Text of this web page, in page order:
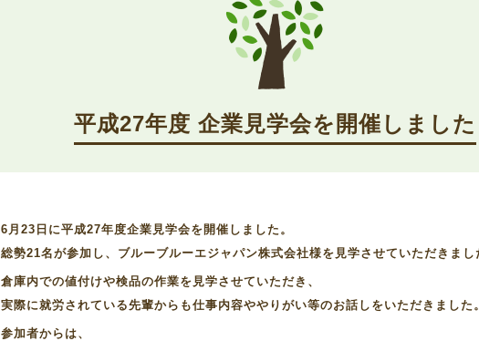
平成27年度 企業見学会を開催しました
6月23日に平成27年度企業見学会を開催しました。
総勢21名が参加し、ブルーブルーエジャパン株式会社様を見学させていただきまし
倉庫内での値付けや検品の作業を見学させていただき、
実際に就労されている先輩からも仕事内容ややりがい等のお話しをいただきました
参加者からは、